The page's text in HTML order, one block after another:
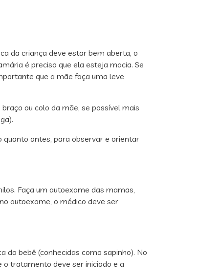
da criança deve estar bem aberta, o
é preciso que ela esteja macia. Se
que a mãe faça uma leve
ou colo da mãe, se possível mais
quanto antes, para observar e orientar
Faça um autoexame das mamas,
autoexame, o médico deve ser
do bebê (conhecidas como sapinho). No
tratamento deve ser iniciado e a